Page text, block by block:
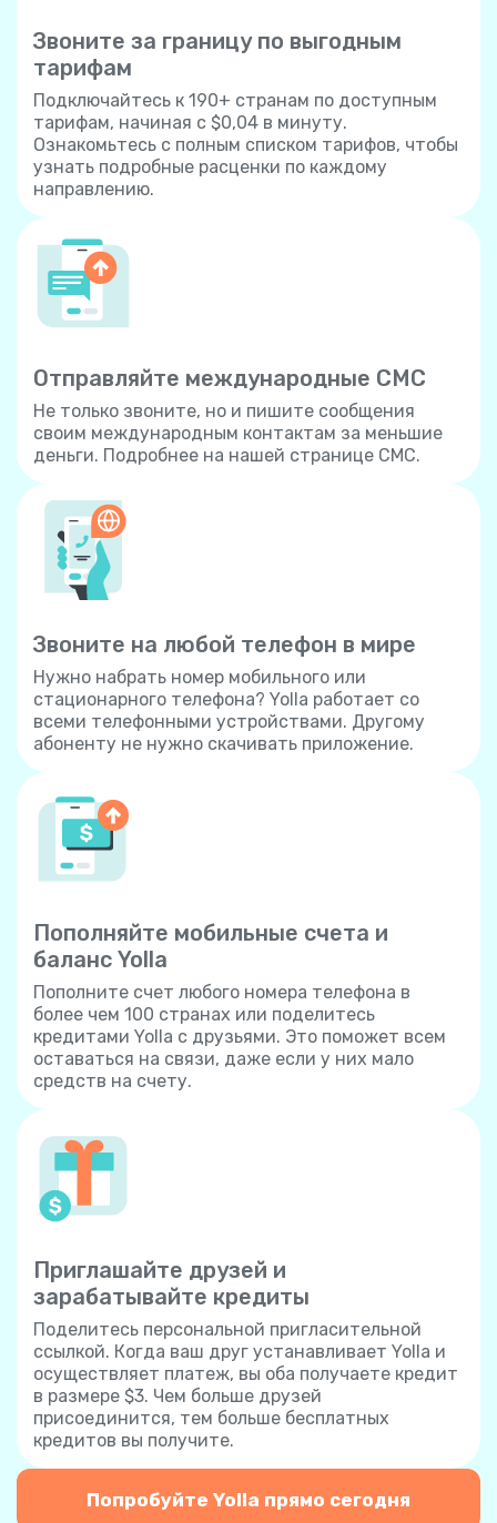
Звоните за границу по выгодным
тарифам
Подключайтесь к 190+ странам по доступным
тарифам, начиная с $0,04 в минуту.
Ознакомьтесь с полным списком тарифов, чтобы
узнать подробные расценки по каждому
направлению.
Отправляйте международные СМС
Не только звоните, но и пишите сообщения
своим международным контактам за меньшие
деньги. Подробнее на нашей странице СМС.
Звоните на любой телефон в мире
Нужно набрать номер мобильного или
стационарного телефона? Yolla работает со
всеми телефонными устройствами. Другому
абоненту не нужно скачивать приложение.
Пополняйте мобильные счета и
баланс Yolla
Пополните счет любого номера телефона в
более чем 100 странах или поделитесь
кредитами Yolla с друзьями. Это поможет всем
оставаться на связи, даже если у них мало
средств на счету.
Приглашайте друзей и
зарабатывайте кредиты
Поделитесь персональной пригласительной
ссылкой. Когда ваш друг устанавливает Yolla и
осуществляет платеж, вы оба получаете кредит
в размере $3. Чем больше друзей
присоединится, тем больше бесплатных
кредитов вы получите.
Попробуйте Yolla прямо сегодня